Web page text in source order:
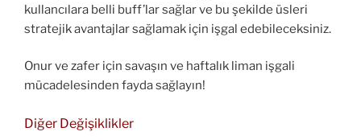
kullancılara belli buff’lar sağlar ve bu şekilde üsleri
stratejik avantajlar sağlamak için işgal edebileceksiniz.
Onur ve zafer için savaşın ve haftalık liman işgali
mücadelesinden fayda sağlayın!
Diğer Değişiklikler